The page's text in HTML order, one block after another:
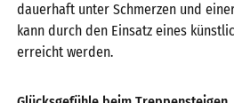
dauerhaft unter Schmerzen und
kann durch den Einsatz eines
erreicht werden.